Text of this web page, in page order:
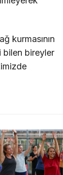
kurmasının
bilen bireyler